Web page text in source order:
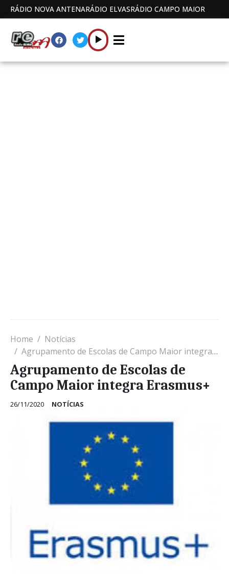
RÁDIO NOVA ANTENARÁDIO ELVASRÁDIO CAMPO MAIOR
Home
Notícias
Agrupamento de Escolas de Campo Maior integra Erasmus+
Agrupamento de Escolas de
Campo Maior integra Erasmus+
26/11/2020 NOTÍCIAS